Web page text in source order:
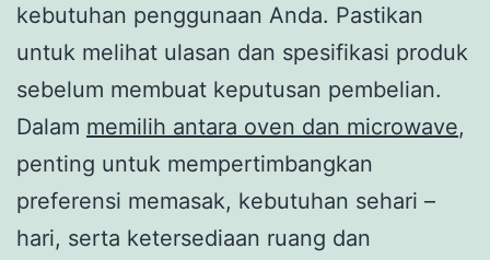
kebutuhan penggunaan Anda. Pastikan
untuk melihat ulasan dan spesifikasi produk
sebelum membuat keputusan pembelian.
Dalam memilih antara oven dan microwave,
penting untuk mempertimbangkan
preferensi memasak, kebutuhan sehari –
hari, serta ketersediaan ruang dan